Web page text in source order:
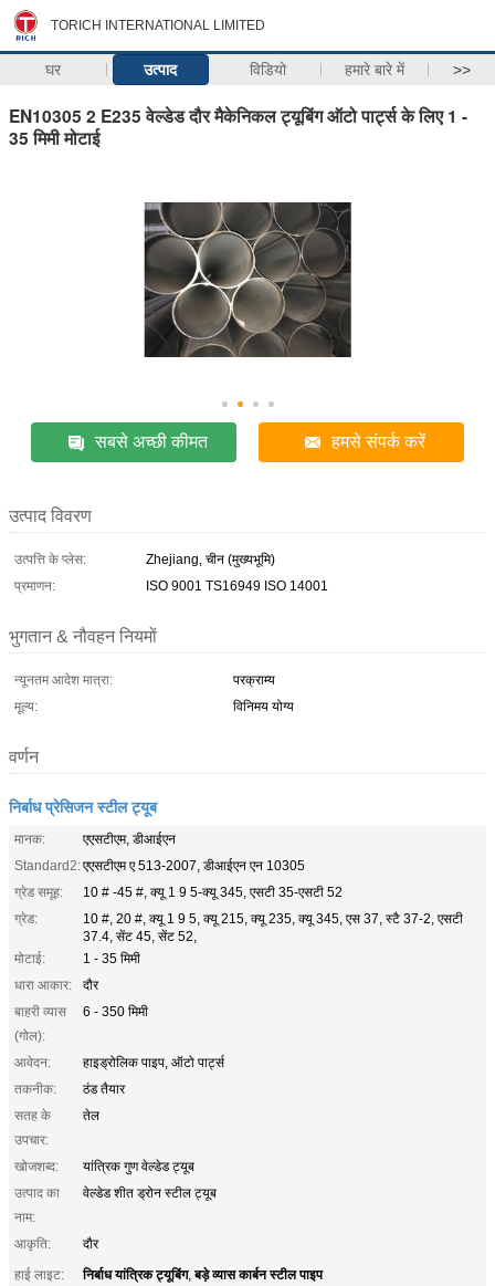
TORICH INTERNATIONAL LIMITED
घर उत्पाद विडियो हमारे बारे में >>
EN10305 2 E235 वेल्डेड दौर मैकेनिकल ट्यूबिंग ऑटो पार्ट्स के लिए 1 -
35 मिमी मोटाई
सबसे अच्छी कीमत हमसे संपर्क करें
उत्पाद विवरण
उत्पत्ति के प्लेस:
Zhejiang, चीन (मुख्यभूमि)
प्रमाणन:
ISO 9001 TS16949 ISO 14001
भुगतान & नौवहन नियमों
न्यूनतम आदेश मात्रा:
परक्राम्य
मूल्य:
विनिमय योग्य
वर्णन
निर्बाध प्रेसिजन स्टील ट्यूब
मानक:
एएसटीएम, डीआईएन
Standard2:एएसटीएम ए 513-2007, डीआईएन एन 10305
ग्रेड समूह:
10 # -45 #, क्यू 1 9 5-क्यू 345, एसटी 35-एसटी 52
ग्रेड:
10 #, 20 #, क्यू 1 9 5, क्यू 215, क्यू 235, क्यू 345, एस 37, स्टै 37-2, एसटी
37.4, सेंट 45, सेंट 52,
मोटाई:
1 - 35 मिमी
धारा आकार:
दौर
बाहरी व्यास
(गोल):
6 - 350 मिमी
आवेदन:
हाइड्रोलिक पाइप, ऑटो पार्ट्स
तकनीक:
ठंड तैयार
सतह के
उपचार:
तेल
खोजशब्द:
यांत्रिक गुण वेल्डेड ट्यूब
उत्पाद का
नाम:
वेल्डेड शीत ड्रोन स्टील ट्यूब
आकृति:
दौर
हाई लाइट:
निर्बाध यांत्रिक ट्यूबिंग,बड़े व्यास कार्बन स्टील पाइप